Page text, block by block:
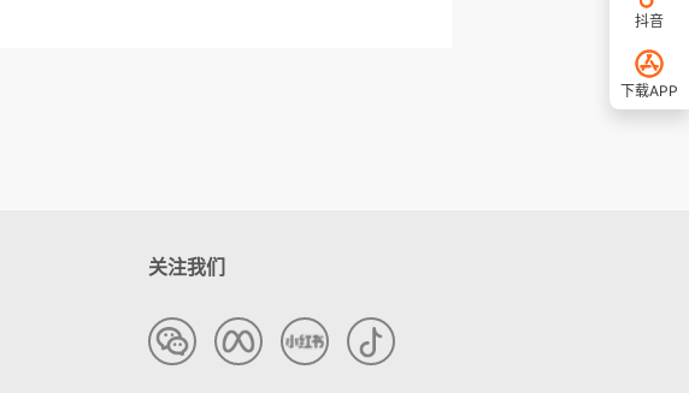
关注我们
抖音
下载APP